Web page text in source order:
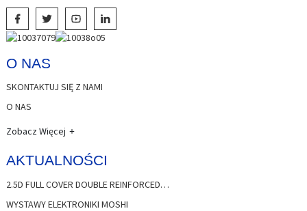
O NAS
SKONTAKTUJ SIĘ Z NAMI
O NAS
Zobacz Więcej
AKTUALNOŚCI
2.5D FULL COVER DOUBLE REINFORCED…
WYSTAWY ELEKTRONIKI MOSHI